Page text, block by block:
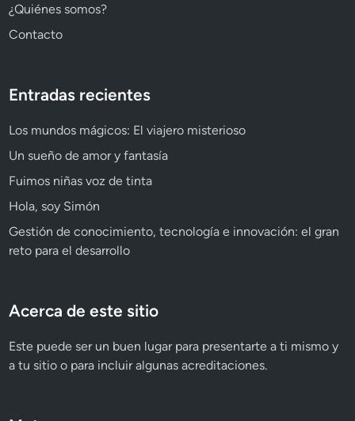
¿Quiénes somos?
Contacto
Entradas recientes
Los mundos mágicos: El viajero misterioso
Un sueño de amor y fantasía
Fuimos niñas voz de tinta
Hola, soy Simón
Gestión de conocimiento, tecnología e innovación: el gran
reto para el desarrollo
Acerca de este sitio
Este puede ser un buen lugar para presentarte a ti mismo y
a tu sitio o para incluir algunas acreditaciones.